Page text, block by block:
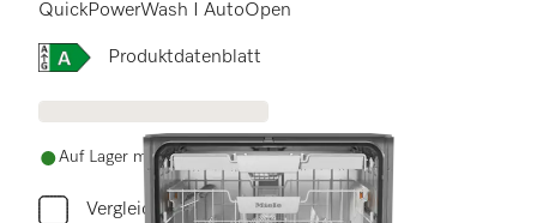
QuickPowerWash I AutoOpen
Onlinelabel Image, Energielabel
Produktdatenblatt
Auf Lager mit kostenlosem Versand
Vergleichen